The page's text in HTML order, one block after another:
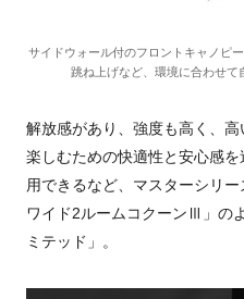
サイドウォール付のフロントキャノピ
跳ね上げなど、環境に合わせて
解放感があり、強度も高く、
楽しむための快適性と安心感
用できるなど、マスターシリ
ワイド2ルームコクーンⅢ」の
ミテッド」。